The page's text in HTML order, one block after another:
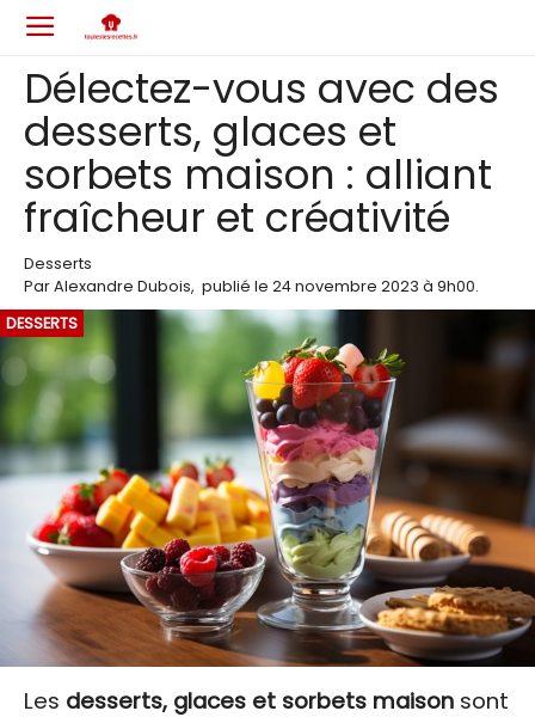
Délectez-vous avec des
desserts, glaces et
sorbets maison : alliant
fraîcheur et créativité
Desserts
ParAlexandre Dubois, publié le 24 novembre 2023 à 9h00.
DESSERTS
Les desserts, glaces et sorbets maison sont